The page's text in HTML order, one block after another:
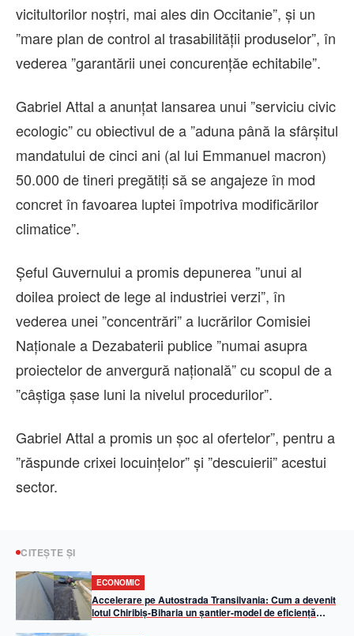
vicitultorilor noştri, mai ales din Occitanie”, şi un
”mare plan de control al trasabilităţii produselor”, în
vederea ”garantării unei concurenţăe echitabile”.
Gabriel Attal a anunţat lansarea unui ”serviciu civic
ecologic” cu obiectivul de a ”aduna până la sfârşitul
mandatului de cinci ani (al lui Emmanuel macron)
50.000 de tineri pregătiţi să se angajeze în mod
concret în favoarea luptei împotriva modificărilor
climatice”.
Şeful Guvernului a promis depunerea ”unui al
doilea proiect de lege al industriei verzi”, în
vederea unei ”concentrări” a lucrărilor Comisiei
Naţionale a Dezabaterii publice ”numai asupra
proiectelor de anvergură naţională” cu scopul de a
”câştiga şase luni la nivelul procedurilor”.
Gabriel Attal a promis un şoc al ofertelor”, pentru a
”răspunde crixei locuinţelor” şi ”descuierii” acestui
sector.
CITEȘTE ȘI
ECONOMIC
Accelerare pe Autostrada Transilvania: Cum a devenit
lotul Chiribiș-Biharia un șantier-model de eficiență